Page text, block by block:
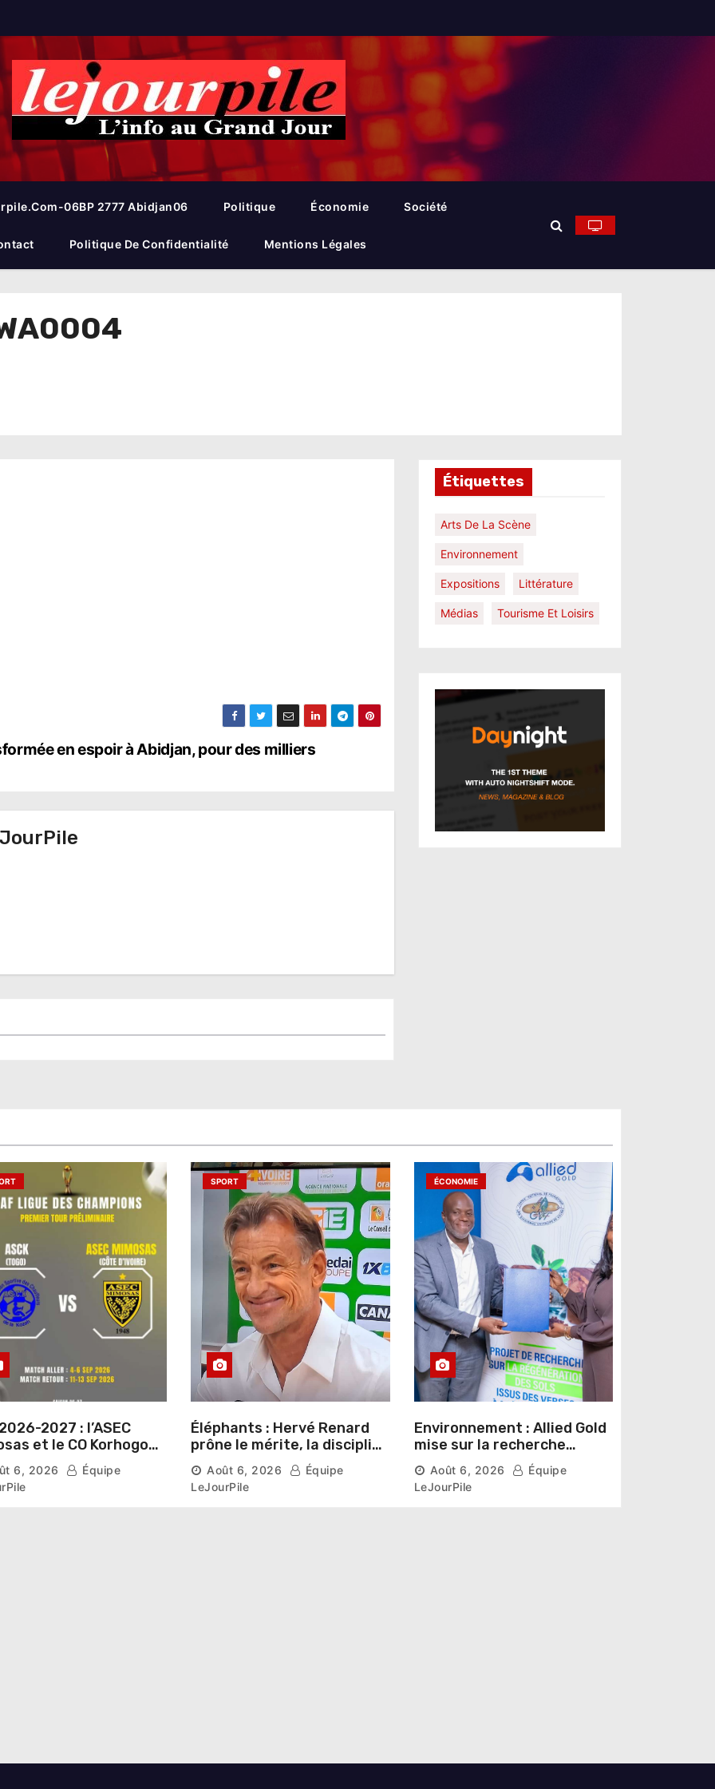
06BP 2777 Abidjan06 Politique Économie Société
Politique De Confidentialité Mentions Légales
en espoir à Abidjan, pour des milliers
Étiquettes
Arts De La Scène
Environnement
Expositions Littérature
Médias Tourisme Et Loisirs
2027 : l’ASEC
et le CO Korhogo
leur route vers
de groupes
6, 2026
Équipe
SPORT
Éléphants : Hervé Renard
prône le mérite, la discipline
et l’esprit collectif pour un
nouveau départ
Août 6, 2026
Équipe
LeJourPile
ÉCONOMIE
Environnement : Allied Gold
mise sur la recherche
scientifique pour restaurer
les sols de ses sites miniers
Août 6, 2026
Équipe
LeJourPile